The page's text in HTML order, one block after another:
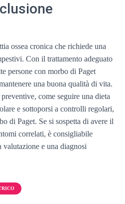
ossea cronica che richiede una
Con il trattamento adeguato
persone con morbo di Paget
una buona qualità di vita.
come seguire una dieta
e sottoporsi a controlli regolari,
di Paget. Se si sospetta di avere il
correlati, è consigliabile
valutazione e una diagnosi